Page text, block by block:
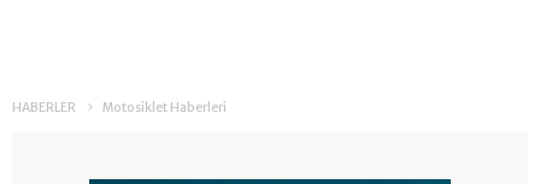
HABERLER Motosiklet Haberleri